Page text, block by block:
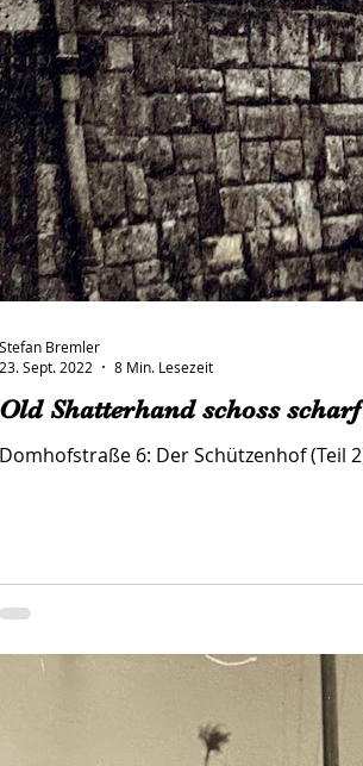
Old Shatterhand schoss
Domhofstraße 6: Der Schützenhof (Teil
Stefan Bremler
23. Sept. 2022
8 Min. Lesezeit